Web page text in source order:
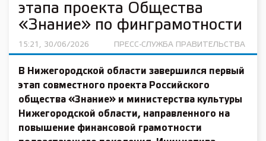
этапа проекта Общества
«Знание» по финграмотности
15:21, 30/06/2026 ПРЕСС-СЛУЖБА ПРАВИТЕЛЬСТВА
В Нижегородской области завершился первый
этап совместного проекта Российского
общества «Знание» и министерства культуры
Нижегородской области, направленного на
повышение финансовой грамотности